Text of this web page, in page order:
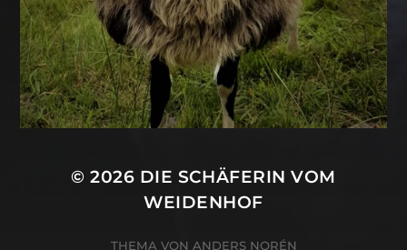
© 2026 DIE SCHÄFERIN VOM
WEIDENHOF
THEMA VON ANDERS NORÉN